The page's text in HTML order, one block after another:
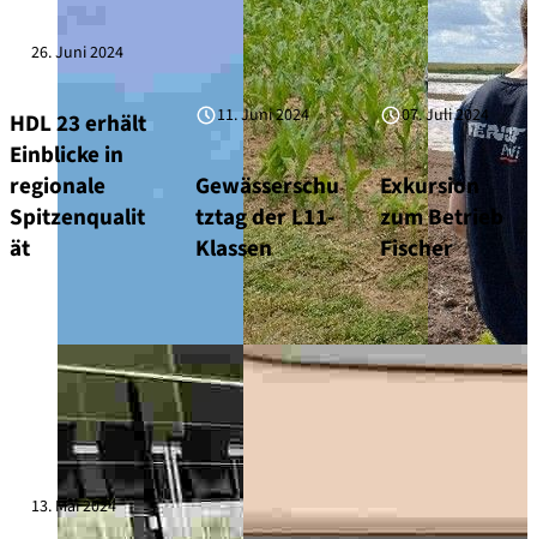
26. Juni 2024
HDL 23 erhält
Einblicke in
regionale
Spitzenqualit
ät
11. Juni 2024
Gewässerschu
tztag der L11-
Klassen
07. Juli 2024
Exkursion
zum Betrieb
Fischer
13. Mai 2024